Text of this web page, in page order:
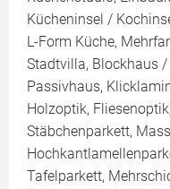
Kücheninsel /
L-Form Küche,
Stadtvilla, Blockhaus
Passivhaus,
Holzoptik,
Stäbchenparkett,
Tafelparkett,